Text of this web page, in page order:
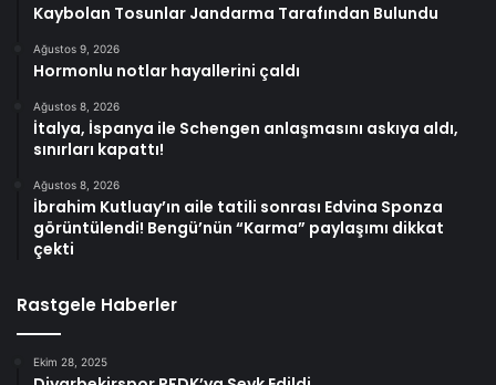
Kaybolan Tosunlar Jandarma Tarafından Bulundu
Ağustos 9, 2026
Hormonlu notlar hayallerini çaldı
Ağustos 8, 2026
İtalya, İspanya ile Schengen anlaşmasını askıya aldı,
sınırları kapattı!
Ağustos 8, 2026
İbrahim Kutluay’ın aile tatili sonrası Edvina Sponza
görüntülendi! Bengü’nün “Karma” paylaşımı dikkat
çekti
Rastgele Haberler
Ekim 28, 2025